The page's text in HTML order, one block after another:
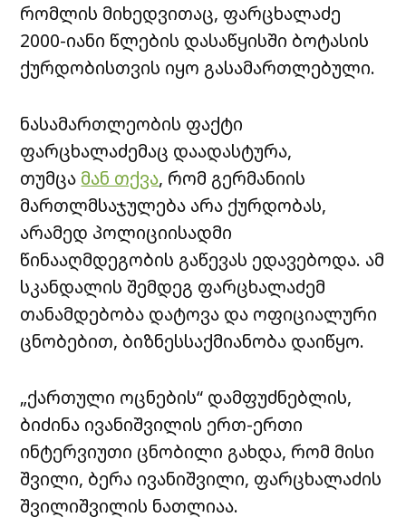
რომლის მიხედვითაც, ფარცხალაძე
2000-იანი წლების დასაწყისში ბოტასის
ქურდობისთვის იყო გასამართლებული.
ნასამართლეობის ფაქტი
ფარცხალაძემაც დაადასტურა,
თუმცა მან თქვა, რომ გერმანიის
მართლმსაჯულება არა ქურდობას,
არამედ პოლიციისადმი
წინააღმდეგობის გაწევას ედავებოდა. ამ
სკანდალის შემდეგ ფარცხალაძემ
თანამდებობა დატოვა და ოფიციალური
ცნობებით, ბიზნესსაქმიანობა დაიწყო.
„ქართული ოცნების“ დამფუძნებლის,
ბიძინა ივანიშვილის ერთ-ერთი
ინტერვიუთი ცნობილი გახდა, რომ მისი
შვილი, ბერა ივანიშვილი, ფარცხალაძის
შვილიშვილის ნათლიაა.